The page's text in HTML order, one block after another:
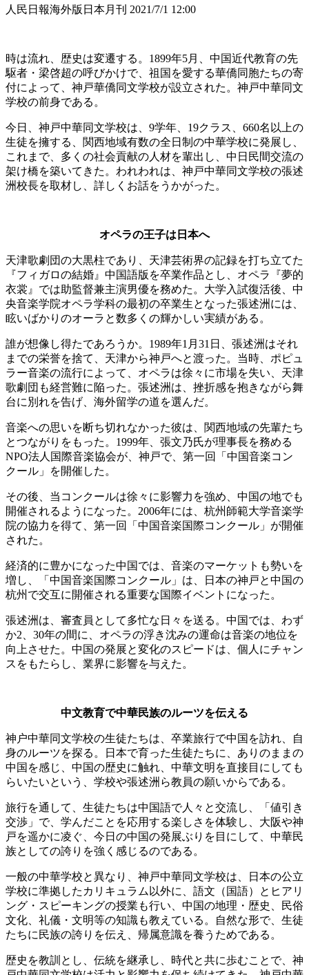
人民日報海外版日本月刊 2021/7/1 12:00
時は流れ、歴史は変遷する。1899年5月、中国近代教育の先
駆者・梁啓超の呼びかけで、祖国を愛する華僑同胞たちの寄
付によって、神戸華僑同文学校が設立された。神戸中華同文
学校の前身である。
今日、神戸中華同文学校は、9学年、19クラス、660名以上の
生徒を擁する、関西地域有数の全日制の中華学校に発展し、
これまで、多くの社会貢献の人材を輩出し、中日民間交流の
架け橋を築いてきた。われわれは、神戸中華同文学校の張述
洲校長を取材し、詳しくお話をうかがった。
オペラの王子は日本へ
天津歌劇団の大黒柱であり、天津芸術界の記録を打ち立てた
『フィガロの結婚』中国語版を卒業作品とし、オペラ『夢的
衣裳』では助監督兼主演男優を務めた。大学入試復活後、中
央音楽学院オペラ学科の最初の卒業生となった張述洲には、
眩いばかりのオーラと数多くの輝かしい実績がある。
誰が想像し得たであろうか。1989年1月31日、張述洲はそれ
までの栄誉を捨て、天津から神戸へと渡った。当時、ポピュ
ラー音楽の流行によって、オペラは徐々に市場を失い、天津
歌劇団も経営難に陥った。張述洲は、挫折感を抱きながら舞
台に別れを告げ、海外留学の道を選んだ。
音楽への思いを断ち切れなかった彼は、関西地域の先輩たち
とつながりをもった。1999年、張文乃氏が理事長を務める
NPO法人国際音楽協会が、神戸で、第一回「中国音楽コン
クール」を開催した。
その後、当コンクールは徐々に影響力を強め、中国の地でも
開催されるようになった。2006年には、杭州師範大学音楽学
院の協力を得て、第一回「中国音楽国際コンクール」が開催
された。
経済的に豊かになった中国では、音楽のマーケットも勢いを
増し、「中国音楽国際コンクール」は、日本の神戸と中国の
杭州で交互に開催される重要な国際イベントになった。
張述洲は、審査員として多忙な日々を送る。中国では、わず
か2、30年の間に、オペラの浮き沈みの運命は音楽の地位を
向上させた。中国の発展と変化のスピードは、個人にチャン
スをもたらし、業界に影響を与えた。
中文教育で中華民族のルーツを伝える
神户中華同文学校の生徒たちは、卒業旅行で中国を訪れ、自
身のルーツを探る。日本で育った生徒たちに、ありのままの
中国を感じ、中国の歴史に触れ、中華文明を直接目にしても
らいたいという、学校や張述洲ら教員の願いからである。
旅行を通して、生徒たちは中国語で人々と交流し、「値引き
交渉」で、学んだことを応用する楽しさを体験し、大阪や神
戸を遥かに凌ぐ、今日の中国の発展ぶりを目にして、中華民
族としての誇りを強く感じるのである。
一般の中華学校と異なり、神戸中華同文学校は、日本の公立
学校に準拠したカリキュラム以外に、語文（国語）とヒアリ
ング・スピーキングの授業も行い、中国の地理・歴史、民俗
文化、礼儀・文明等の知識も教えている。自然な形で、生徒
たちに民族の誇りを伝え、帰属意識を養うためである。
歴史を教訓とし、伝統を継承し、時代と共に歩むことで、神